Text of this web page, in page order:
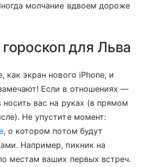
молчание вдвоем дороже
для Льва
как экран нового iPhone, и
Если в отношениях —
носить вас на руках (в прямом
Не упустите момент:
, о котором потом будут
Например, пикник на
местам ваших первых встреч.